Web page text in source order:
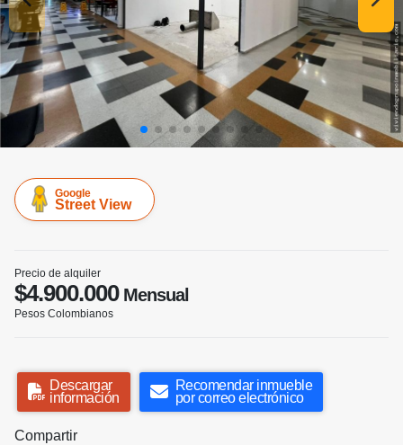
Google
Street View
Precio de alquiler
$4.900.000Mensual
Pesos Colombianos
Descargar
información
Recomendar inmueble
por correo electrónico
Compartir